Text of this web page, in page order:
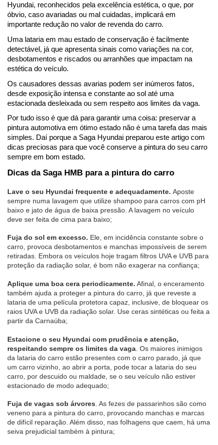
Hyundai, reconhecidos pela excelência estética, o que, por
óbvio, caso avariadas ou mal cuidadas, implicará em
importante redução no valor de revenda do carro.
Uma lataria em mau estado de conservação é facilmente
detectável, já que apresenta sinais como variações na cor,
desbotamentos e riscados ou arranhões que impactam na
estética do veículo.
Os causadores dessas avarias podem ser inúmeros fatos,
desde exposição intensa e constante ao sol até uma
estacionada desleixada ou sem respeito aos limites da vaga.
Por tudo isso é que dá para garantir uma coisa: preservar a
pintura automotiva em ótimo estado não é uma tarefa das mais
simples. Daí porque a Saga Hyundai preparou este artigo com
dicas preciosas para que você conserve a pintura do seu carro
sempre em bom estado.
Dicas da Saga HMB para a pintura do carro
Lave o seu Hyundai frequente e adequadamente. Aposte
sempre numa lavagem que utilize shampoo para carros com pH
baixo e jato de água de baixa pressão. A lavagem no veículo
deve ser feita de cima para baixo;
Fuja do sol em excesso. Ele, em incidência constante sobre o
carro, provoca desbotamentos e manchas impossíveis de serem
retiradas. Embora os veículos hoje tragam filtros UVA e UVB para
proteção da radiação solar, é bom não exagerar na confiança;
Aplique uma boa cera periodicamente. Afinal, o enceramento
também ajuda a proteger a pintura do carro, já que reveste a
lataria de uma película protetora capaz, inclusive, de bloquear os
raios UVA e UVB da radiação solar. Use ceras sintéticas ou feita a
partir da Carnaúba;
Estacione o seu Hyundai com prudência e atenção,
respeitando sempre os limites da vaga . Os maiores inimigos
da lataria do carro estão presentes com o carro parado, já que
um carro vizinho, ao abrir a porta, pode tocar a lataria do seu
carro, por descuido ou maldade, se o seu veículo não estiver
estacionado de modo adequado;
Fuja de vagas sob árvores. As fezes de passarinhos são como
veneno para a pintura do carro, provocando manchas e marcas
de difícil reparação. Além disso, nas folhagens que caem, há uma
seiva prejudicial também à pintura;